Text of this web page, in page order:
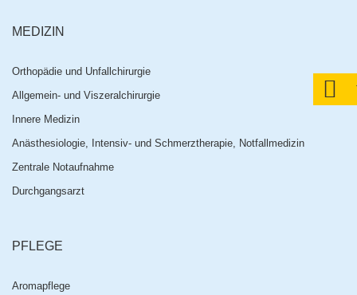
MEDIZIN
Orthopädie und Unfallchirurgie
Allgemein- und Viszeralchirurgie
Innere Medizin
Anästhesiologie, Intensiv- und Schmerztherapie, Notfallmedizin
Zentrale Notaufnahme
Durchgangsarzt
PFLEGE
Aromapflege